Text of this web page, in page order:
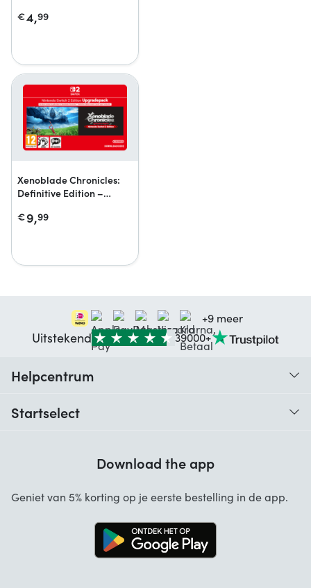
upgradepack
€4,99
Xenoblade Chronicles:
Definitive Edition –
Edition-upgradepack
€9,99
+9 meer
Uitstekend 39000+
Helpcentrum
Startselect
Startselect App
Download the app
Geniet van 5% korting op je eerste bestelling in de app.